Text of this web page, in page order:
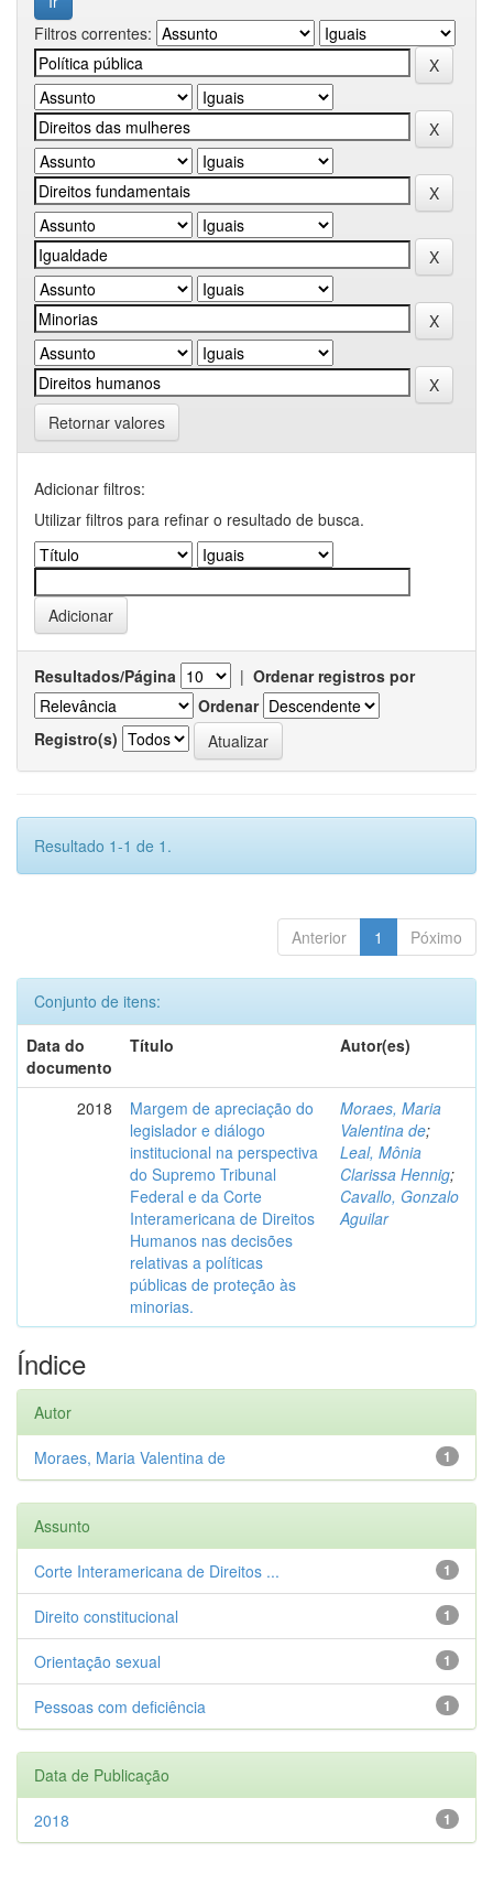
Filtros correntes:
Retornar valores
Adicionar filtros:
Utilizar filtros para refinar o resultado de busca.
Resultados/Página | Ordenar registros por
Ordenar
Registro(s)
Resultado 1-1 de 1.
Anterior 1 Póximo
Conjunto de itens:
Data do
documento
Título Autor(es)
2018
Margem de apreciação do
legislador e diálogo
institucional na perspectiva
do Supremo Tribunal
Federal e da Corte
Interamericana de Direitos
Humanos nas decisões
relativas a políticas
públicas de proteção às
minorias.
Moraes, Maria
Valentina de;
Leal, Mônia
Clarissa Hennig;
Cavallo, Gonzalo
Aguilar
Índice
Autor
1
Moraes, Maria Valentina de
Assunto
1
Corte Interamericana de Direitos ...
1
Direito constitucional
1
Orientação sexual
1
Pessoas com deficiência
Data de Publicação
1
2018